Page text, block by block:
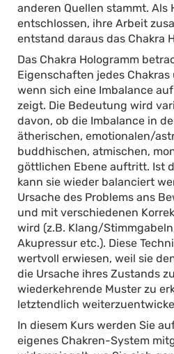
anderen Quellen stammt. Als
entschlossen, ihre Arbeit
entstand daraus das Chakra
Das Chakra Hologramm
Eigenschaften jedes
wenn sich eine Imbalance
zeigt. Die Bedeutung wird
davon, ob die Imbalance in
ätherischen, emotionalen/
buddhischen, atmischen,
göttlichen Ebene auftritt. Ist
kann sie wieder balanciert
Ursache des Problems ans
und mit verschiedenen
wird (z.B. Klang/
Akupressur etc.). Diese
wertvoll erwiesen, weil sie
die Ursache ihres Zustands
wiederkehrende Muster zu
letztendlich
In diesem Kurs werden Sie
eigenes Chakren-System